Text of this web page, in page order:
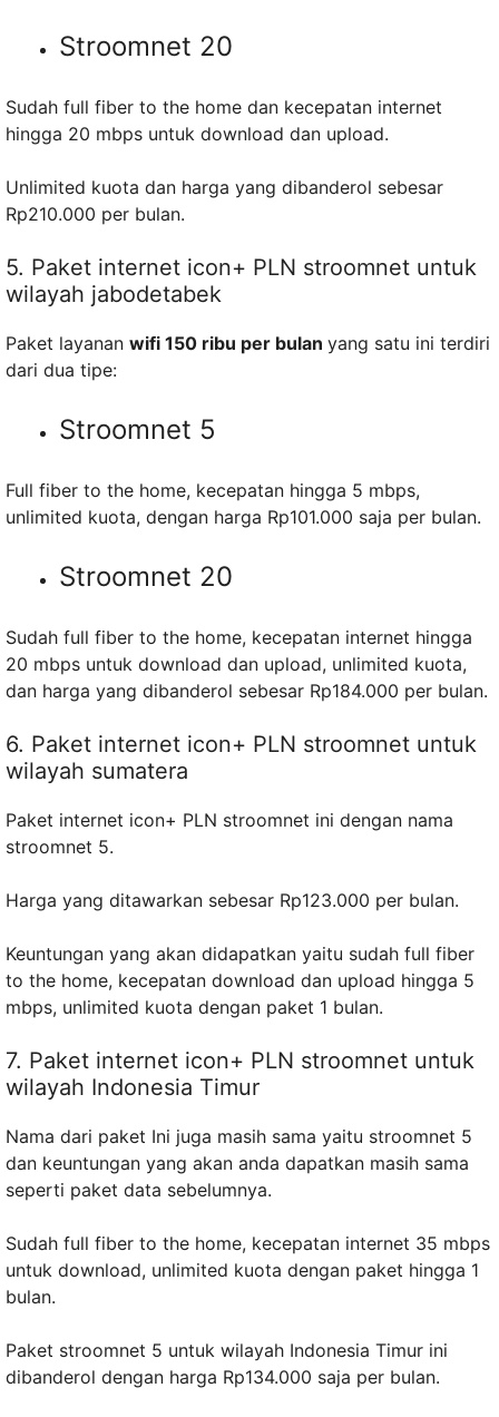
Stroomnet 20
Sudah full fiber to the home dan kecepatan internet
hingga 20 mbps untuk download dan upload.
Unlimited kuota dan harga yang dibanderol sebesar
Rp210.000 per bulan.
5. Paket internet icon+ PLN stroomnet untuk
wilayah jabodetabek
Paket layanan wifi 150 ribu per bulan yang satu ini terdiri
dari dua tipe:
Stroomnet 5
Full fiber to the home, kecepatan hingga 5 mbps,
unlimited kuota, dengan harga Rp101.000 saja per bulan.
Stroomnet 20
Sudah full fiber to the home, kecepatan internet hingga
20 mbps untuk download dan upload, unlimited kuota,
dan harga yang dibanderol sebesar Rp184.000 per bulan.
6. Paket internet icon+ PLN stroomnet untuk
wilayah sumatera
Paket internet icon+ PLN stroomnet ini dengan nama
stroomnet 5.
Harga yang ditawarkan sebesar Rp123.000 per bulan.
Keuntungan yang akan didapatkan yaitu sudah full fiber
to the home, kecepatan download dan upload hingga 5
mbps, unlimited kuota dengan paket 1 bulan.
7. Paket internet icon+ PLN stroomnet untuk
wilayah Indonesia Timur
Nama dari paket Ini juga masih sama yaitu stroomnet 5
dan keuntungan yang akan anda dapatkan masih sama
seperti paket data sebelumnya.
Sudah full fiber to the home, kecepatan internet 35 mbps
untuk download, unlimited kuota dengan paket hingga 1
bulan.
Paket stroomnet 5 untuk wilayah Indonesia Timur ini
dibanderol dengan harga Rp134.000 saja per bulan.